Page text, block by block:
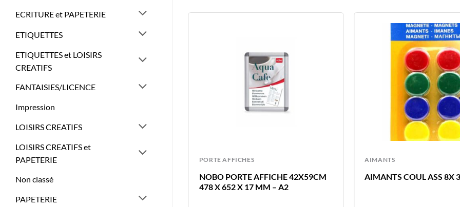
ECRITURE et PAPETERIE
ETIQUETTES
ETIQUETTES et LOISIRS
CREATIFS
FANTAISIES/LICENCE
Impression
LOISIRS CREATIFS
LOISIRS CREATIFS et
PAPETERIE
Non classé
PAPETERIE
PORTE AFFICHES
NOBO PORTE AFFICHE 42X59CM
478 X 652 X 17 MM – A2
AIMANTS
AIMANTS COUL ASS 8X
TABLEAUX
NOBO TABLEAU BLANC 90X60CM
LIVRABLE PAR TRANSPORTEUR